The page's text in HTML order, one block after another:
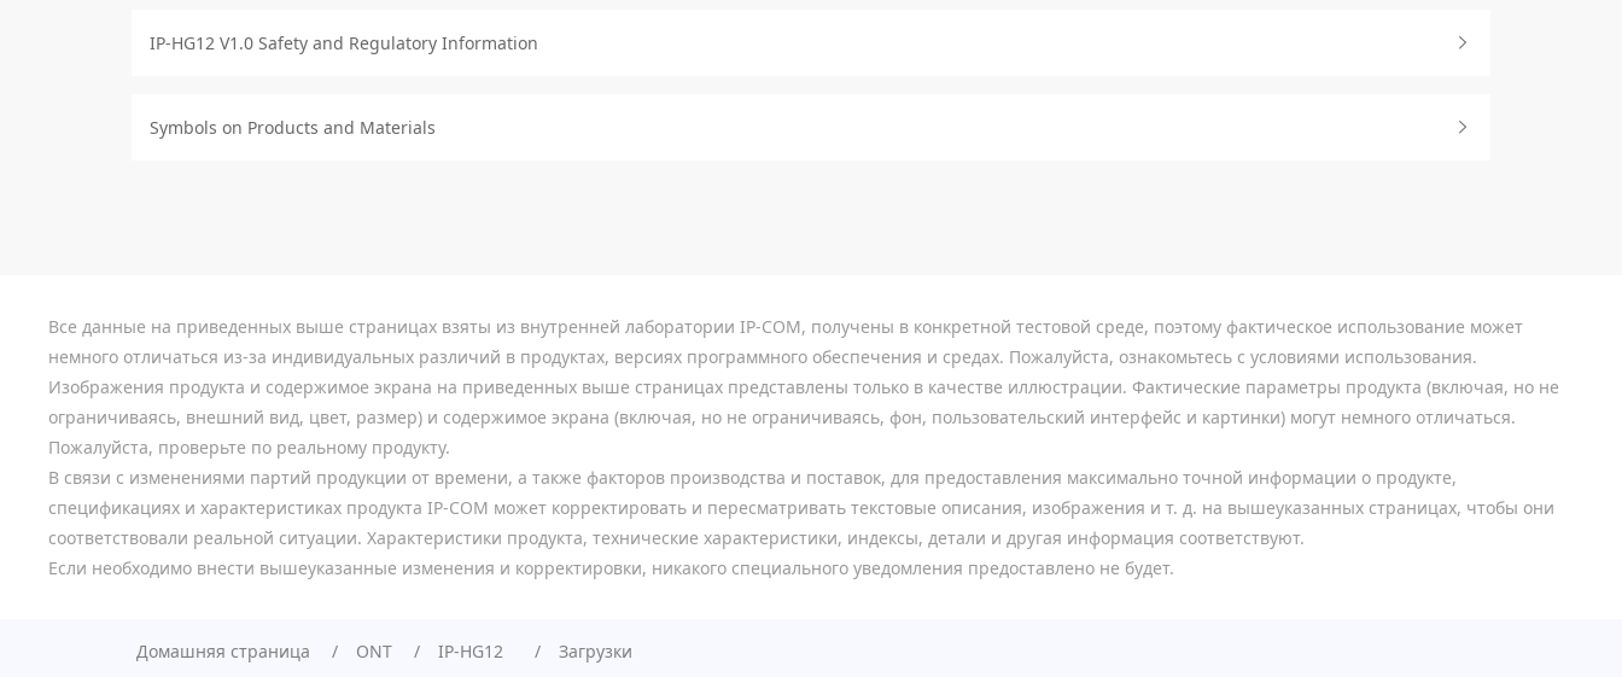
IP-HG12 V1.0 Safety and Regulatory Information
Symbols on Products and Materials
Все данные на приведенных выше страницах взяты из внутренней лаборатории IP-COM, получены в конкретной тестовой среде, поэтому фактическое использование может
немного отличаться из-за индивидуальных различий в продуктах, версиях программного обеспечения и средах. Пожалуйста, ознакомьтесь с условиями использования.
Изображения продукта и содержимое экрана на приведенных выше страницах представлены только в качестве иллюстрации. Фактические параметры продукта (включая, но не
ограничиваясь, внешний вид, цвет, размер) и содержимое экрана (включая, но не ограничиваясь, фон, пользовательский интерфейс и картинки) могут немного отличаться.
Пожалуйста, проверьте по реальному продукту.
В связи с изменениями партий продукции от времени, а также факторов производства и поставок, для предоставления максимально точной информации о продукте,
спецификациях и характеристиках продукта IP-COM может корректировать и пересматривать текстовые описания, изображения и т. д. на вышеуказанных страницах, чтобы они
соответствовали реальной ситуации. Характеристики продукта, технические характеристики, индексы, детали и другая информация соответствуют.
Если необходимо внести вышеуказанные изменения и корректировки, никакого специального уведомления предоставлено не будет.
Домашняя страница ONT IP-HG12 Загрузки